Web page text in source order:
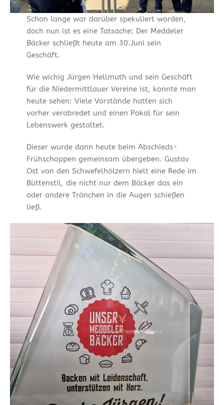
Schon lange war darüber spekuliert worden,
doch nun ist es eine Tatsache: Der Meddeler
Bäcker schließt heute am 30.Juni sein
Geschäft.
Wie wichig Jürgen Hellmuth und sein Geschäft
für die Niedermittlauer Vereine ist, konnte man
heute sehen: Viele Vorstände hatten sich
vorher verabredet und einen Pokal für sein
Lebenswerk gestaltet.
Dieser wurde dann heute beim Abschieds-
Frühschoppen gemeinsam übergeben. Gustav
Ost von den Schwefelhölzern hielt eine Rede im
Büttenstil, die nicht nur dem Bäcker das ein
oder andere Tränchen in die Augen schießen
ließ.